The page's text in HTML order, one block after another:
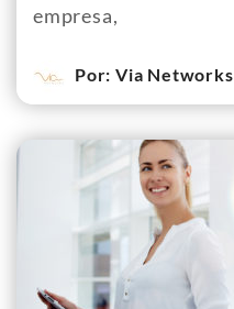
empresa,
Por: Via Networks